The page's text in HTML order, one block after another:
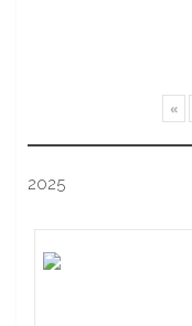
«
2025